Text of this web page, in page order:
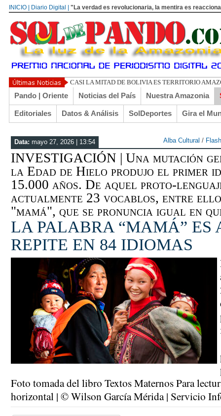
INICIO | Diario Digital | "La verdad es revolucionaria, la mentira es
UN LIBERTARIO LLAMADO
Pando | Oriente Noticias del País Nuestra Amazonia
Editoriales Datos & Análisis SolDeportes Gira el
Data: mayo 27, 2026 | 13:54 Alba Cultural / Flash
INVESTIGACIÓN | Una mutación
la Edad de Hielo produjo el primer
15.000 años. De aquel proto-
actualmente 23 vocablos, entre
"mamá", que se pronuncia igual en
LA PALABRA “MAMÁ” ES
REPITE EN 84 IDIOMAS
Foto tomada del libro Textos Maternos Para
horizontal | © Wilson García Mérida | Servicio